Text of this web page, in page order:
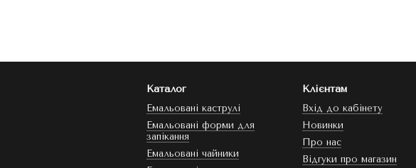
Каталог
Емальовані каструлі
Емальовані форми для
запікання
Емальовані чайники
Клієнтам
Вхід до кабінету
Новинки
Про нас
Відгуки про магазин